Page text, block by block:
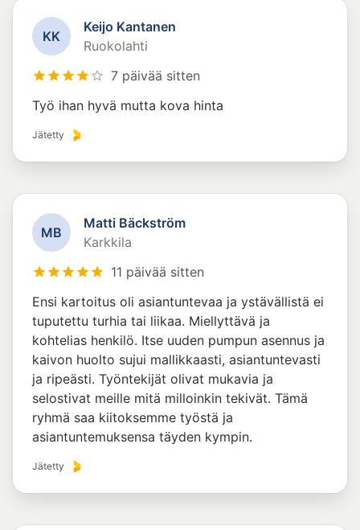
KK
Keijo Kantanen
Ruokolahti
7 päivää sitten
Työ ihan hyvä mutta kova hinta
Jätetty
MB
Matti Bäckström
Karkkila
11 päivää sitten
Ensi kartoitus oli asiantuntevaa ja ystävällistä ei
tuputettu turhia tai liikaa. Miellyttävä ja
kohtelias henkilö. Itse uuden pumpun asennus ja
kaivon huolto sujui mallikkaasti, asiantuntevasti
ja ripeästi. Työntekijät olivat mukavia ja
selostivat meille mitä milloinkin tekivät. Tämä
ryhmä saa kiitoksemme työstä ja
asiantuntemuksensa täyden kympin.
Jätetty